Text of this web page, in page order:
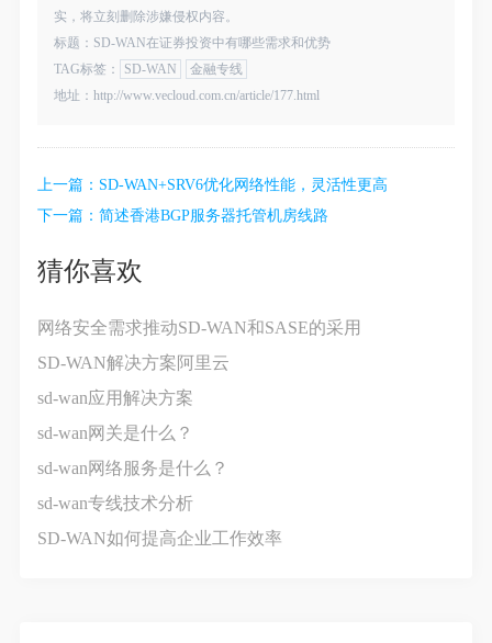
实，将立刻删除涉嫌侵权内容。
标题：SD-WAN在证券投资中有哪些需求和优势
TAG标签：
SD-WAN
金融专线
地址：http://www.vecloud.com.cn/article/177.html
上一篇： SD-WAN+SRV6优化网络性能，灵活性更高
下一篇：简述香港BGP服务器托管机房线路
猜你喜欢
网络安全需求推动SD-WAN和SASE的采用
SD-WAN解决方案阿里云
sd-wan应用解决方案
sd-wan网关是什么？
sd-wan网络服务是什么？
sd-wan专线技术分析
SD-WAN如何提高企业工作效率